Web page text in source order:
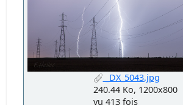
_DX_5043.jpg
240.44 Ko, 1200x800
vu 413 fois